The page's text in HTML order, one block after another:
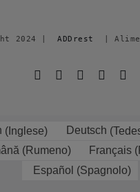
2024 | ADDrest
|
(Inglese) Deutsch (
(Rumeno) Français(
Español (Spagnolo)